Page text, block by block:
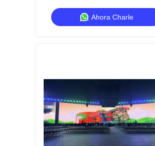
Ahora Charle